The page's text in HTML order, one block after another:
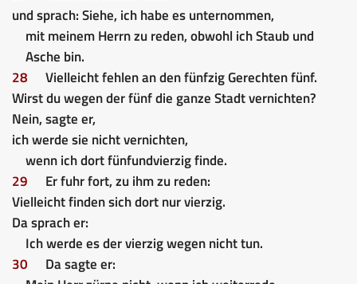
und sprach: Siehe, ich habe es unternommen,
mit meinem Herrn zu reden, obwohl ich Staub und
Asche bin.
28
Vielleicht fehlen an den fünfzig Gerechten fünf.
Wirst du wegen der fünf die ganze Stadt vernichten?
Nein, sagte er,
ich werde sie nicht vernichten,
wenn ich dort fünfundvierzig finde.
29
Er fuhr fort, zu ihm zu reden:
Vielleicht finden sich dort nur vierzig.
Da sprach er:
Ich werde es der vierzig wegen nicht tun.
30
Da sagte er: